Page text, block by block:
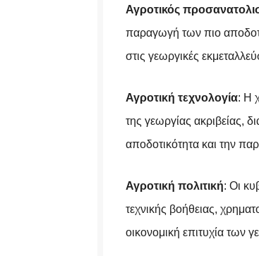
Αγροτικός
παραγωγή των πιο
στις γεωργικές
Αγροτική τεχνολογία: Η
της γεωργίας ακριβείας,
αποδοτικότητα και την
Αγροτική πολιτική: Οι
τεχνικής βοήθειας,
οικονομική επιτυχία των